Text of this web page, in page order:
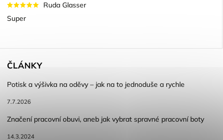
Ruda Glasser
Super
ČLÁNKY
Potisk a výšivka na oděvy – jak na to jednoduše a rychle
7.7.2026
Značení pracovní obuvi, aneb jak vybrat spravné pracovní boty
14.3.2024